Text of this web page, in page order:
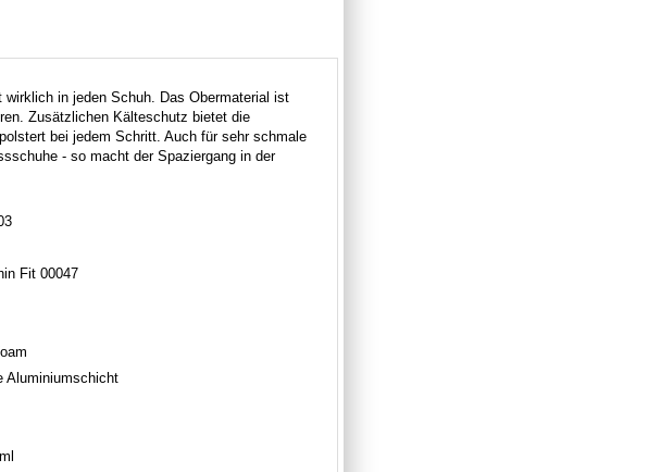
in jeden Schuh. Das Obermaterial ist
Zusätzlichen Kälteschutz bietet die
bei jedem Schritt. Auch für sehr schmale
- so macht der Spaziergang in der
Fit 00047
Aluminiumschicht